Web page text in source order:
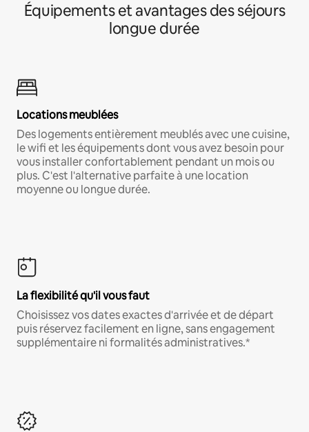
Équipements et avantages des séjours
longue durée
Locations meublées
Des logements entièrement meublés avec une cuisine,
le wifi et les équipements dont vous avez besoin pour
vous installer confortablement pendant un mois ou
plus. C'est l'alternative parfaite à une location
moyenne ou longue durée.
La flexibilité qu'il vous faut
Choisissez vos dates exactes d'arrivée et de départ
puis réservez facilement en ligne, sans engagement
supplémentaire ni formalités administratives.*